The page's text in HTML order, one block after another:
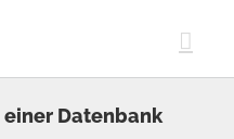
einer Datenbank